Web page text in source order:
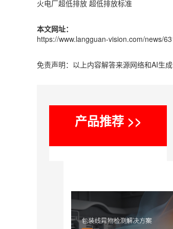
火电厂超低排放 超低排放标准
本文网址：
https://www.langguan-vision.com/news/
免责声明：以上内容解答来源网络和AI生
产品推荐 >>